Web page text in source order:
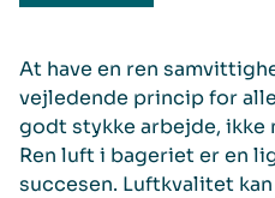
At have en ren
vejledende princip for
godt stykke arbejde, ikke
Ren luft i bageriet er en
succesen. Luftkvalitet